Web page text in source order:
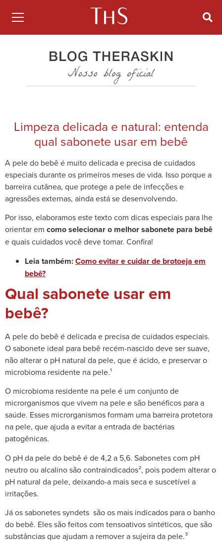
Limpeza delicada e natural: entenda
qual sabonete usar em bebê
A pele do bebê é muito delicada e precisa de cuidados
especiais durante os primeiros meses de vida. Isso porque a
barreira cutânea, que protege a pele de infecções e
agressões externas, ainda está se desenvolvendo.
Por isso, elaboramos este texto com dicas especiais para lhe
orientar em como selecionar o melhor sabonete para bebê
e quais cuidados você deve tomar. Confira!
Leia também:Como evitar e cuidar de brotoeja em
bebê?
Qual sabonete usar em
bebê?
A pele do bebê é delicada e precisa de cuidados especiais.
O sabonete ideal para bebê recém-nascido deve ser suave,
não alterar o pH natural da pele, que é ácido, e preservar o
microbioma residente na pele.¹
O microbioma residente na pele é um conjunto de
microrganismos que vivem na pele e são benéficos para a
saúde. Esses microrganismos formam uma barreira protetora
na pele, que ajuda a evitar a entrada de bactérias
patogênicas.
O pH da pele do bebê é de 4,2 a 5,6. Sabonetes com pH
neutro ou alcalino são contraindicados², pois podem alterar o
pH natural da pele, deixando-a mais seca e suscetível a
irritações.
Já os sabonetes syndets são os mais indicados para o banho
do bebê. Eles são feitos com tensoativos sintéticos, que são
substâncias que ajudam a remover a sujeira da pele.³